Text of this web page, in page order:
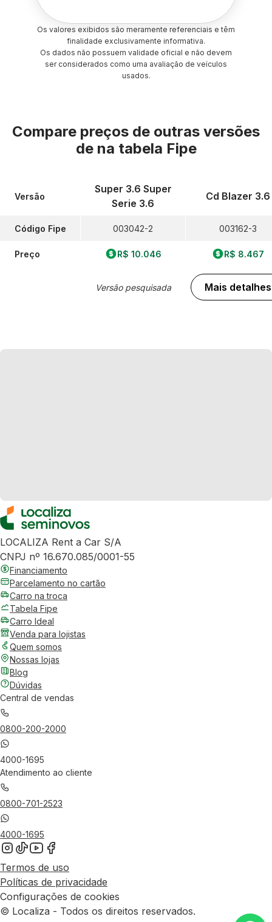
Os valores exibidos são meramente referenciais e têm
finalidade exclusivamente informativa.
Os dados não possuem validade oficial e não devem
ser considerados como uma avaliação de veículos
usados.
Compare preços de outras versões
de na tabela Fipe
Versão
Código Fipe
Preço
Super 3.6 Super
Serie 3.6
003042-2
R$ 10.046
Versão pesquisada
Cd Blazer 3.6
003162-3
R$ 8.467
Mais detalhes
LOCALIZA Rent a Car S/A
CNPJ nº 16.670.085/0001-55
Financiamento
Parcelamento no cartão
Carro na troca
Tabela Fipe
Carro Ideal
Venda para lojistas
Quem somos
Nossas lojas
Blog
Dúvidas
Central de vendas
0800-200-2000
4000-1695
Atendimento ao cliente
0800-701-2523
4000-1695
Termos de uso
Políticas de privacidade
Configurações de cookies
© Localiza - Todos os direitos reservados.